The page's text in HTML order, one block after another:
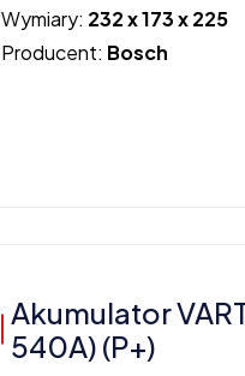
Wymiary: 232 x 173 x 225
Producent: Bosch
Akumulator
540A) (P+)